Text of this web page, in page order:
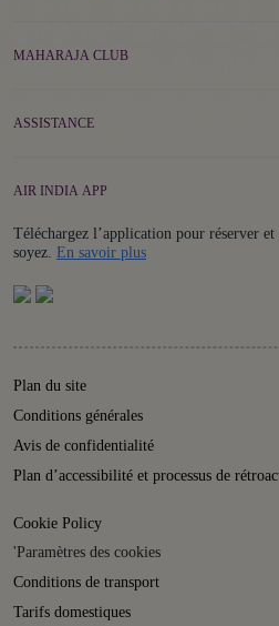
MAHARAJA CLUB
ASSISTANCE
AIR INDIA APP
Téléchargez l’application pour réserver
soyez. En savoir plusDetails
Plan du site
Conditions générales
Avis de confidentialité
Plan d’accessibilité et processus de
Cookie Policy
'Paramètres des cookies
Conditions de transport
Tarifs domestiques